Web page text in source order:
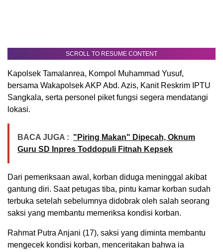
SCROLL TO RESUME CONTENT
Kapolsek Tamalanrea, Kompol Muhammad Yusuf,
bersama Wakapolsek AKP Abd. Azis, Kanit Reskrim IPTU
Sangkala, serta personel piket fungsi segera mendatangi
lokasi.
BACA JUGA : "Piring Makan" Dipecah, Oknum
Guru SD Inpres Toddopuli Fitnah Kepsek
Dari pemeriksaan awal, korban diduga meninggal akibat
gantung diri. Saat petugas tiba, pintu kamar korban sudah
terbuka setelah sebelumnya didobrak oleh salah seorang
saksi yang membantu memeriksa kondisi korban.
Rahmat Putra Anjani (17), saksi yang diminta membantu
mengecek kondisi korban, menceritakan bahwa ia